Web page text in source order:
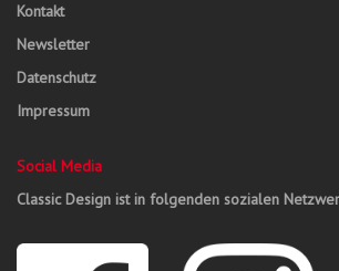
Kontakt
Newsletter
Datenschutz
Impressum
Social Media
Classic Design ist in folgenden sozialen